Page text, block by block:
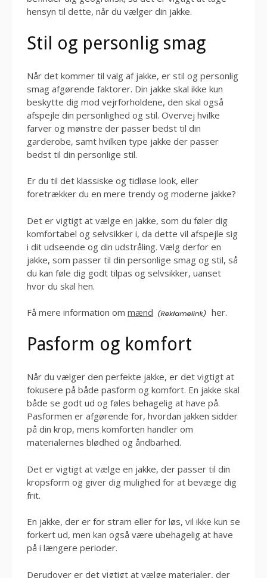
hensyn til dette, når du vælger din jakke.
Stil og personlig smag
Når det kommer til valg af jakke, er stil og personlig
smag afgørende faktorer. Din jakke skal ikke kun
beskytte dig mod vejrforholdene, den skal også
afspejle din personlighed og stil. Overvej hvilke
farver og mønstre der passer bedst til din
garderobe, samt hvilken type jakke der passer
bedst til din personlige stil.
Er du til det klassiske og tidløse look, eller
foretrækker du en mere trendy og moderne jakke?
Det er vigtigt at vælge en jakke, som du føler dig
komfortabel og selvsikker i, da dette vil afspejle sig
i dit udseende og din udstråling. Vælg derfor en
jakke, som passer til din personlige smag og stil, så
du kan føle dig godt tilpas og selvsikker, uanset
hvor du skal hen.
Få mere information om mænd her.
Pasform og komfort
Når du vælger den perfekte jakke, er det vigtigt at
fokusere på både pasform og komfort. En jakke skal
både se godt ud og føles behagelig at have på.
Pasformen er afgørende for, hvordan jakken sidder
på din krop, mens komforten handler om
materialernes blødhed og åndbarhed.
Det er vigtigt at vælge en jakke, der passer til din
kropsform og giver dig mulighed for at bevæge dig
frit.
En jakke, der er for stram eller for løs, vil ikke kun se
forkert ud, men kan også være ubehagelig at have
på i længere perioder.
Derudover er det vigtigt at vælge materialer, der